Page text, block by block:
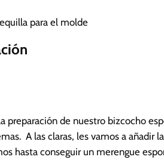
para el molde
preparación de nuestro bizcocho
A las claras, les vamos a añadir
hasta conseguir un merengue